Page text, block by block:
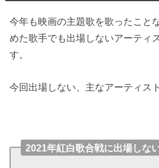
今年も映画の主題歌を歌ったこと
めた歌手でも出場しないアーティ
す。
今回出場しない、主なアーティス
2021年紅白歌合戦に出場しな